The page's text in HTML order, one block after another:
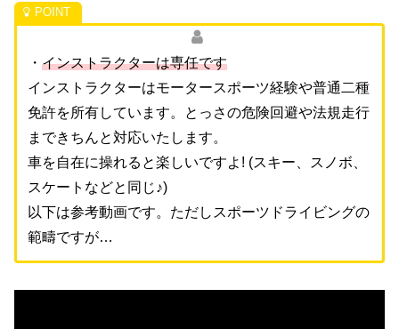
・ インストラクターは専任です
インストラクターはモータースポーツ経験や普通二種
免許を所有しています。とっさの危険回避や法規走行
まできちんと対応いたします。
車を自在に操れると楽しいですよ! (スキー、スノボ、
スケートなどと同じ♪)
以下は参考動画です。ただしスポーツドライビングの
範疇ですが…